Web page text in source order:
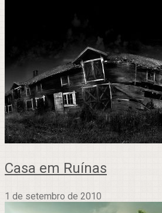
Casa em Ruínas
1 de setembro de 2010